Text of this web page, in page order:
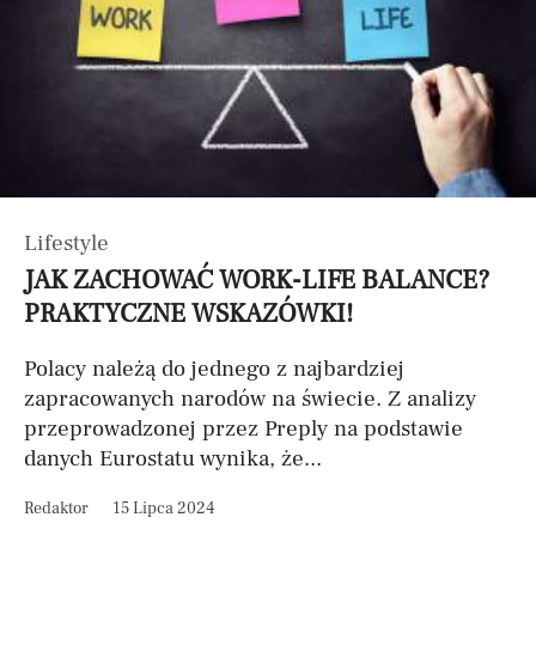
Lifestyle
JAK ZACHOWAĆ WORK-LIFE BALANCE?
PRAKTYCZNE WSKAZÓWKI!
Polacy należą do jednego z najbardziej
zapracowanych narodów na świecie. Z analizy
przeprowadzonej przez Preply na podstawie
danych Eurostatu wynika, że...
Redaktor 15 Lipca 2024